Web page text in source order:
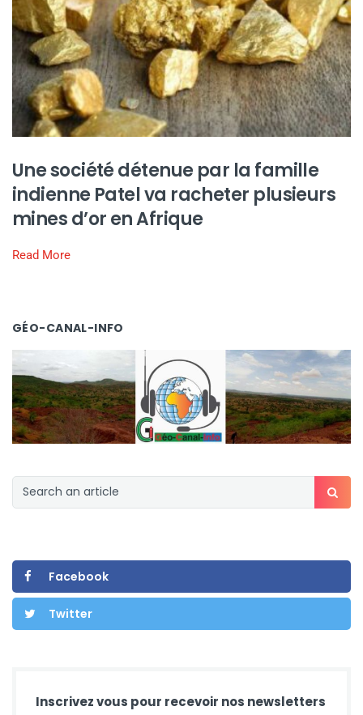
Une société détenue par la famille
indienne Patel va racheter plusieurs
mines d’or en Afrique
Read More
GÉO-CANAL-INFO
Facebook
Twitter
Inscrivez vous pour recevoir nos newsletters